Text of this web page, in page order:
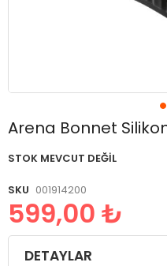
Arena Bonnet
STOK MEVCUT DEĞIL
SKU 001914200
599,00 ₺
Resim
başlangıcına
DETAYLAR